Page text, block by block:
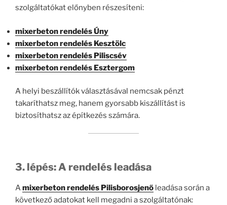
szolgáltatókat előnyben részesíteni:
mixerbeton rendelés Úny
mixerbeton rendelés Kesztölc
mixerbeton rendelés Piliscsév
mixerbeton rendelés Esztergom
A helyi beszállítók választásával nemcsak pénzt
takaríthatsz meg, hanem gyorsabb kiszállítást is
biztosíthatsz az építkezés számára.
3. lépés: A rendelés leadása
Amixerbeton rendelés Pilisborosjenő leadása során a
következő adatokat kell megadni a szolgáltatónak: